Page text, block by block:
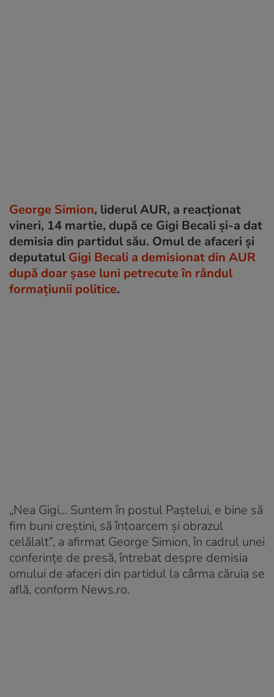
George Simion, liderul AUR, a reacționat
vineri, 14 martie, după ce Gigi Becali și-a dat
demisia din partidul său. Omul de afaceri și
deputatul Gigi Becali a demisionat din AUR
după doar șase luni petrecute în rândul
formațiunii politice.
„Nea Gigi… Suntem în postul Paştelui, e bine să
fim buni creştini, să întoarcem şi obrazul
celălalt”, a afirmat George Simion, în cadrul unei
conferințe de presă, întrebat despre demisia
omului de afaceri din partidul la cârma căruia se
află, conform News.ro.